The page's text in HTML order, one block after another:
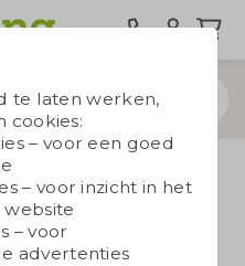
op
te laten werken,
cookies:
– voor een goed
– voor inzicht in het
– voor
advertenties